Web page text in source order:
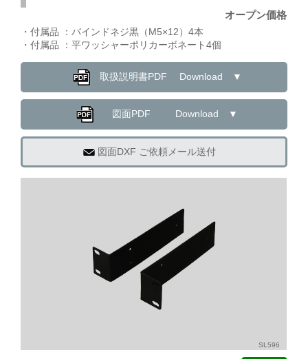
オープン価格
・付属品 ：バインドネジ黒（M5×12）4本
・付属品 ：平ワッシャーポリカーボネート4個
取扱説明書PDF Download ▼
図面PDF Download ▼
図面DXF ご依頼メール送付
SL596